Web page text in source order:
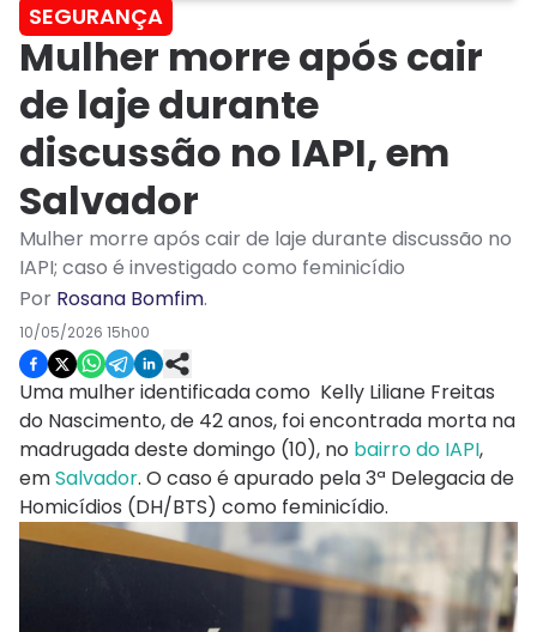
SEGURANÇA
Mulher morre após cair
de laje durante
discussão no IAPI, em
Salvador
Mulher morre após cair de laje durante discussão no
IAPI; caso é investigado como feminicídio
Por Rosana Bomfim.
10/05/2026 15h00
Uma mulher identificada como Kelly Liliane Freitas
do Nascimento, de 42 anos, foi encontrada morta na
madrugada deste domingo (10), no bairro do IAPI,
emSalvador. O caso é apurado pela 3ª Delegacia de
Homicídios (DH/BTS) como feminicídio.